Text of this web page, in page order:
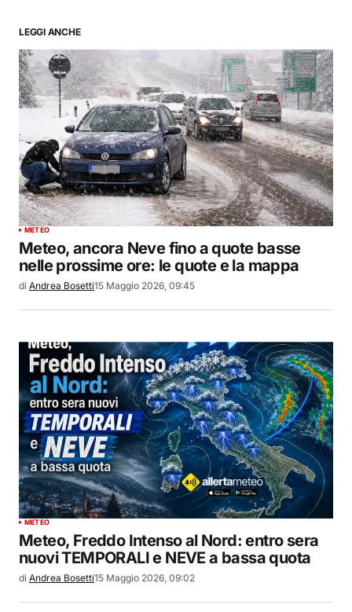
LEGGI ANCHE
METEO
Meteo, ancora Neve fino a quote basse
nelle prossime ore: le quote e la mappa
di Andrea Bosetti15 Maggio 2026, 09:45
METEO
Meteo, Freddo Intenso al Nord: entro sera
nuovi TEMPORALI e NEVE a bassa quota
di Andrea Bosetti15 Maggio 2026, 09:02